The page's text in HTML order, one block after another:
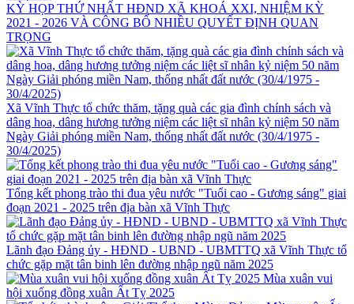
KỲ HỌP THỨ NHẤT HĐND XÃ KHOÁ XXI, NHIỆM KỲ
2021 - 2026 VÀ CÔNG BỐ NHIỀU QUYẾT ĐỊNH QUAN
TRỌNG
Xã Vĩnh Thực tổ chức thăm, tặng quà các gia đình chính sách và
dâng hoa, dâng hương tưởng niệm các liệt sĩ nhân kỷ niệm 50 năm
Ngày Giải phóng miền Nam, thống nhất đất nước (30/4/1975 -
30/4/2025)
Tổng kết phong trào thi đua yêu nước "Tuổi cao - Gương sáng" giai
đoạn 2021 - 2025 trên địa bàn xã Vĩnh Thực
Lãnh đạo Đảng ủy - HĐND - UBND - UBMTTQ xã Vĩnh Thực tổ
chức gặp mặt tân binh lên đường nhập ngũ năm 2025
Mùa xuân vui
hội xuống đồng xuân Ất Tỵ 2025